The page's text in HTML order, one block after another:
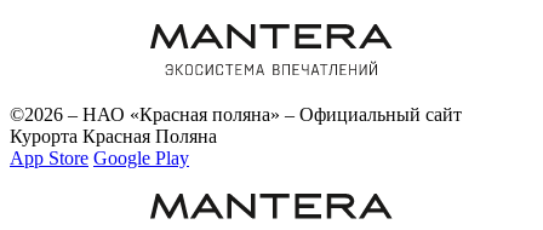
©2026 – НАО «Красная поляна» – Официальный сайт
Курорта Красная Поляна
App Store Google Play